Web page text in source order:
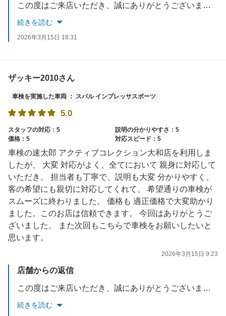
この度はご来店いただき、誠にありがとうございました。ご満足して頂き大変光栄に思います。価格にもご期待にお応えできるよう、更なる進化を求めて精進して参ります。メンテナンスやその他ご相談ございましたら、是非またご利用いただければと思います。
続きを読む
2026年3月15日 18:31
ザッキー2010さん
車検を実施した車両 ： スバル インプレッサスポーツ
5.0
スタッフの対応：5
説明の分かりやすさ：5
価格：5
対応スピード：5
車検の速太郎 アクティブコレクション大和店を利用しま
したが、 大変 対応がよく、全てにおいて 親身に対応して
いただき。 担当者も丁寧で、説明も大変 分かりやすく、
客の希望にも親切に対応してくれて、 希望通りの車検が
スムーズに終わりました。 価格も 適正価格で大変助かり
ました。このお店は信頼できます。 今回はありがとうご
ざいました。 また次回もこちらで車検をお願いしたいと
思います。
2026年3月15日 9:23
店舗からの返信
この度はご来店いただき、誠にありがとうございました。まだまだ発展途中ではございますので、1人1人丁寧なご対応を心掛けるよう指導しております。このご時世信用して頂く事が何より我々の励みになります。様々な場面でご満足いただけるようサービス向上を目指しますので、またのご利用お待ちしております。
続きを読む